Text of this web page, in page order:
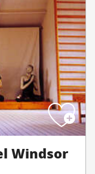
Windsor